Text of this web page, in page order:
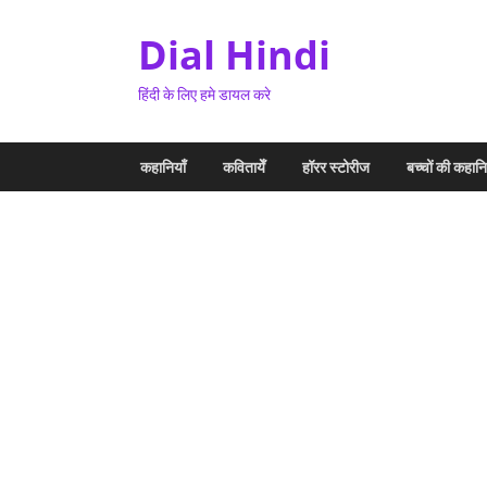
Dial Hindi
हिंदी के लिए हमे डायल करे
कहानियाँ कवितायेँ हॉरर स्टोरीज बच्चों की